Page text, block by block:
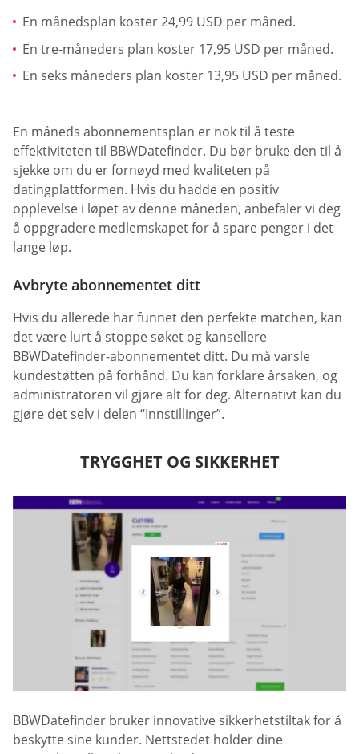
En månedsplan koster 24,99 USD per måned.
En tre-måneders plan koster 17,95 USD per måned.
En seks måneders plan koster 13,95 USD per måned.
En måneds abonnementsplan er nok til å teste
effektiviteten til BBWDatefinder. Du bør bruke den til å
sjekke om du er fornøyd med kvaliteten på
datingplattformen. Hvis du hadde en positiv
opplevelse i løpet av denne måneden, anbefaler vi deg
å oppgradere medlemskapet for å spare penger i det
lange løp.
Avbryte abonnementet ditt
Hvis du allerede har funnet den perfekte matchen, kan
det være lurt å stoppe søket og kansellere
BBWDatefinder-abonnementet ditt. Du må varsle
kundestøtten på forhånd. Du kan forklare årsaken, og
administratoren vil gjøre alt for deg. Alternativt kan du
gjøre det selv i delen “Innstillinger”.
TRYGGHET OG SIKKERHET
BBWDatefinder bruker innovative sikkerhetstiltak for å
beskytte sine kunder. Nettstedet holder dine